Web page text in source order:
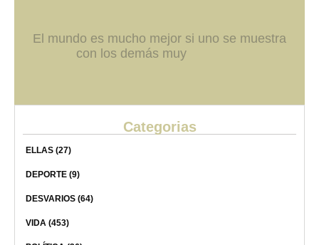
El mundo es mucho mejor si uno se muestra
con los demás muy
Categorias
ELLAS (27)
DEPORTE (9)
DESVARIOS (64)
VIDA (453)